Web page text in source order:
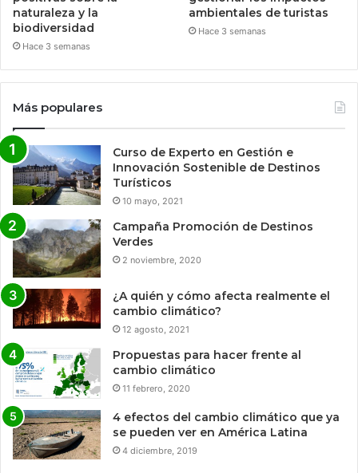
naturaleza y la
biodiversidad
Hace 3 semanas
ambientales de turistas
Hace 3 semanas
Más populares
Curso de Experto en Gestión e
Innovación Sostenible de Destinos
Turísticos
10 mayo, 2021
Campaña Promoción de Destinos
Verdes
2 noviembre, 2020
¿A quién y cómo afecta realmente el
cambio climático?
12 agosto, 2021
Propuestas para hacer frente al
cambio climático
11 febrero, 2020
4 efectos del cambio climático que ya
se pueden ver en América Latina
4 diciembre, 2019